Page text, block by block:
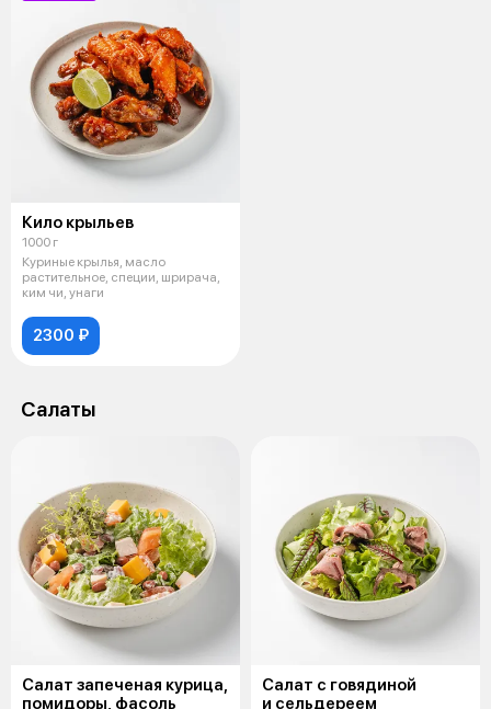
Кило крыльев
1000 г
Куриные крылья, масло
растительное, специи, шрирача,
ким чи, унаги
2300 ₽
Салаты
Салат запеченая курица,
помидоры, фасоль
Салат с говядиной
и сельдереем